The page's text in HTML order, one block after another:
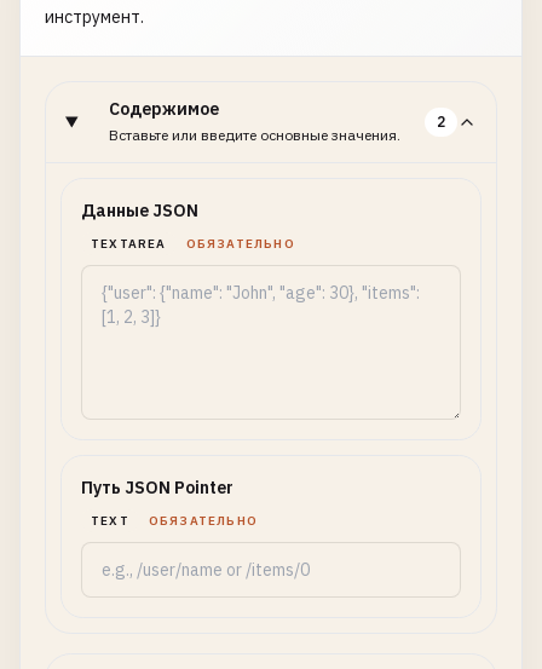
инструмент.
Содержимое
Вставьте или введите основные значения.
2
Данные JSON
TEXTAREA ОБЯЗАТЕЛЬНО
Путь JSON Pointer
TEXT ОБЯЗАТЕЛЬНО